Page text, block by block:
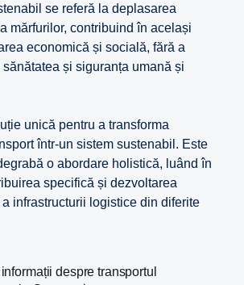
se referă la deplasarea
mărfurilor, contribuind în același
economică și socială, fără a
și siguranța umană și
unică pentru a transforma
într-un sistem sustenabil. Este
o abordare holistică, luând în
specifică și dezvoltarea
infrastructurii logistice din diferite
despre transportul